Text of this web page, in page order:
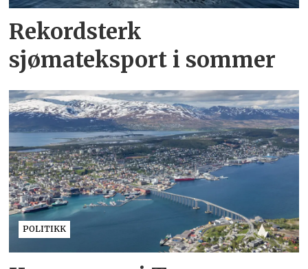
Rekordsterk
sjømateksport i sommer
POLITIKK